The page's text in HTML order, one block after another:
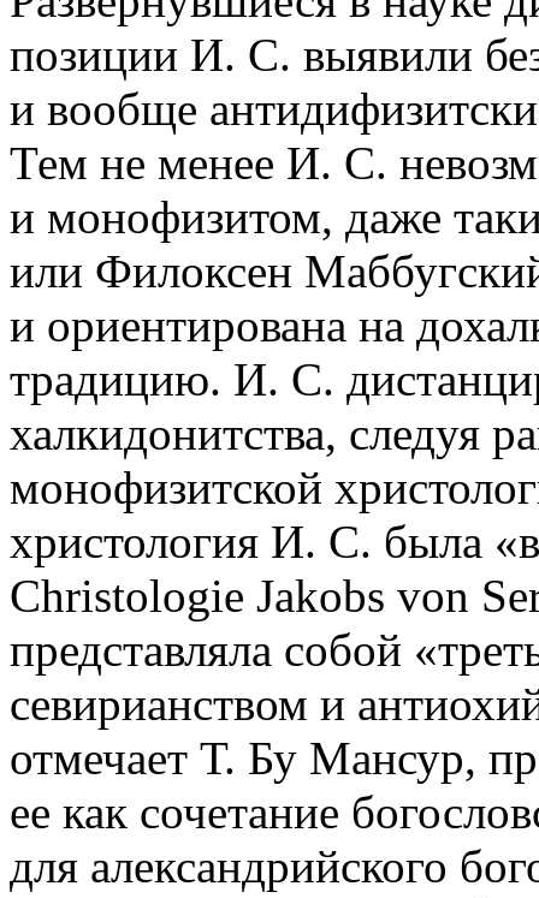
позиции И. С. выявили
и вообще
Тем не менее И. С.
и монофизитом, даже
или Филоксен
и ориентирована на
традицию. И. С.
халкидонитства, следуя
монофизитской
христология И. С. была
Christologie Jakobs von
представляла собой
севирианством и
отмечает Т. Бу Мансур,
ее как сочетание
для александрийского